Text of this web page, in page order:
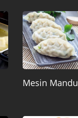
Mesin Mandu